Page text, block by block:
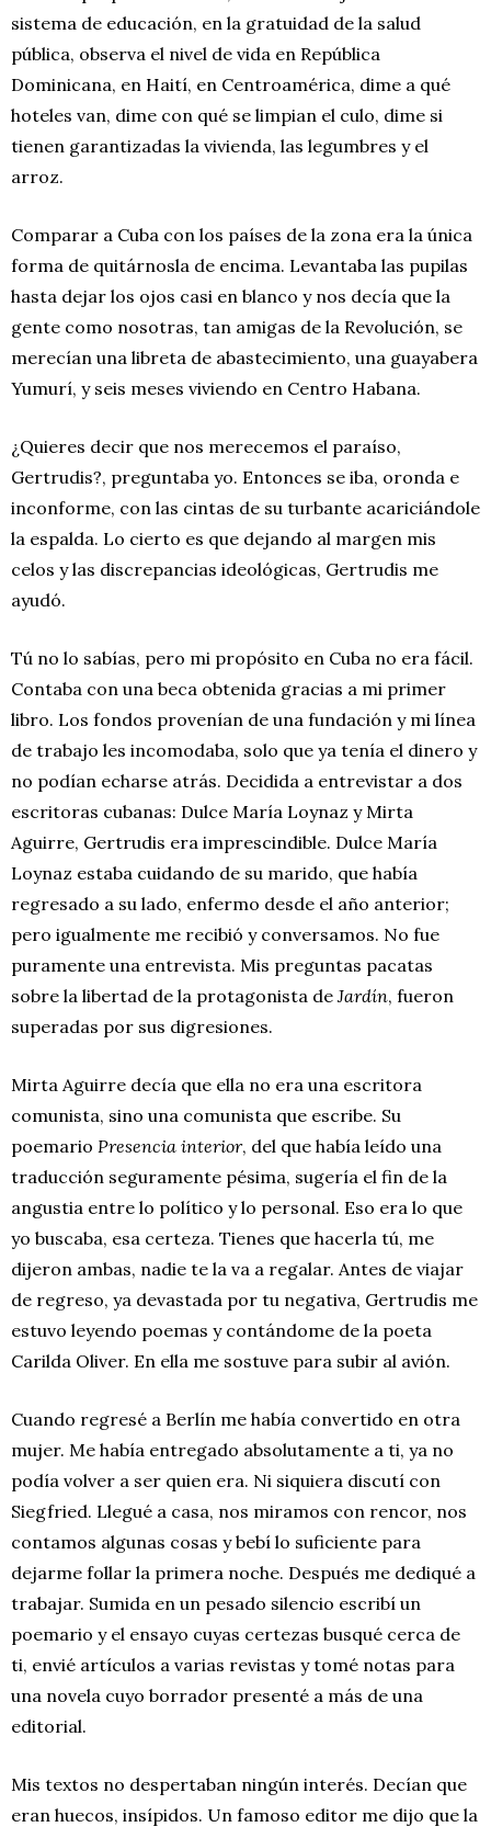
sistema de educación, en la gratuidad de la salud
pública, observa el nivel de vida en República
Dominicana, en Haití, en Centroamérica, dime a qué
hoteles van, dime con qué se limpian el culo, dime si
tienen garantizadas la vivienda, las legumbres y el
arroz.
Comparar a Cuba con los países de la zona era la única
forma de quitárnosla de encima. Levantaba las pupilas
hasta dejar los ojos casi en blanco y nos decía que la
gente como nosotras, tan amigas de la Revolución, se
merecían una libreta de abastecimiento, una guayabera
Yumurí, y seis meses viviendo en Centro Habana.
¿Quieres decir que nos merecemos el paraíso,
Gertrudis?, preguntaba yo. Entonces se iba, oronda e
inconforme, con las cintas de su turbante acariciándole
la espalda. Lo cierto es que dejando al margen mis
celos y las discrepancias ideológicas, Gertrudis me
ayudó.
Tú no lo sabías, pero mi propósito en Cuba no era fácil.
Contaba con una beca obtenida gracias a mi primer
libro. Los fondos provenían de una fundación y mi línea
de trabajo les incomodaba, solo que ya tenía el dinero y
no podían echarse atrás. Decidida a entrevistar a dos
escritoras cubanas: Dulce María Loynaz y Mirta
Aguirre, Gertrudis era imprescindible. Dulce María
Loynaz estaba cuidando de su marido, que había
regresado a su lado, enfermo desde el año anterior;
pero igualmente me recibió y conversamos. No fue
puramente una entrevista. Mis preguntas pacatas
sobre la libertad de la protagonista de Jardín, fueron
superadas por sus digresiones.
Mirta Aguirre decía que ella no era una escritora
comunista, sino una comunista que escribe. Su
poemario Presencia interior, del que había leído una
traducción seguramente pésima, sugería el fin de la
angustia entre lo político y lo personal. Eso era lo que
yo buscaba, esa certeza. Tienes que hacerla tú, me
dijeron ambas, nadie te la va a regalar. Antes de viajar
de regreso, ya devastada por tu negativa, Gertrudis me
estuvo leyendo poemas y contándome de la poeta
Carilda Oliver. En ella me sostuve para subir al avión.
Cuando regresé a Berlín me había convertido en otra
mujer. Me había entregado absolutamente a ti, ya no
podía volver a ser quien era. Ni siquiera discutí con
Siegfried. Llegué a casa, nos miramos con rencor, nos
contamos algunas cosas y bebí lo suficiente para
dejarme follar la primera noche. Después me dediqué a
trabajar. Sumida en un pesado silencio escribí un
poemario y el ensayo cuyas certezas busqué cerca de
ti, envié artículos a varias revistas y tomé notas para
una novela cuyo borrador presenté a más de una
editorial.
Mis textos no despertaban ningún interés. Decían que
eran huecos, insípidos. Un famoso editor me dijo que la